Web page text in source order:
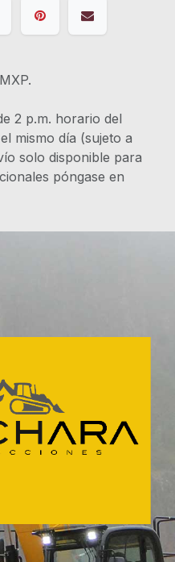
IVA
2 p.m. horario del
mismo día (sujeto a
solo disponible para
póngase en